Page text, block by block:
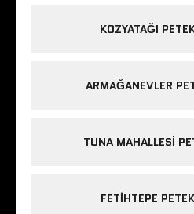
KOZYATAĞI
ARMAĞANEVLER
TUNA MAHALLESI
FETIHTEPE